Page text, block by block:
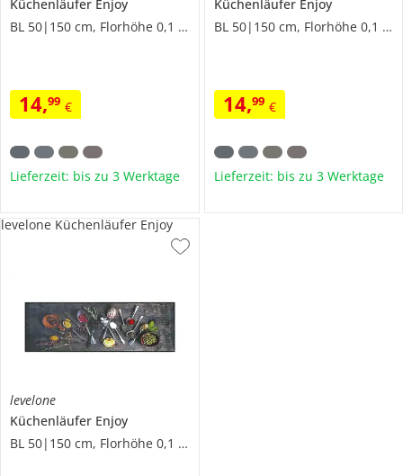
Küchenläufer Enjoy
BL 50|150 cm, Florhöhe 0,1 cm
14,99 €
Lieferzeit: bis zu 3 Werktage
Küchenläufer Enjoy
BL 50|150 cm, Florhöhe 0,1 cm
14,99 €
Lieferzeit: bis zu 3 Werktage
levelone
Küchenläufer Enjoy
BL 50|150 cm, Florhöhe 0,1 cm
levelone Küchenläufer Enjoy